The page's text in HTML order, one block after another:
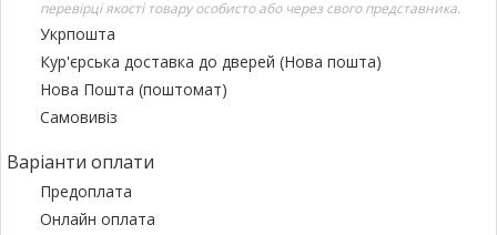
перевірці якості товару особисто або через свого представника.
Укрпошта
Кур'єрська доставка до дверей (Нова пошта)
Нова Пошта (поштомат)
Самовивіз
Варіанти оплати
Предоплата
Онлайн оплата